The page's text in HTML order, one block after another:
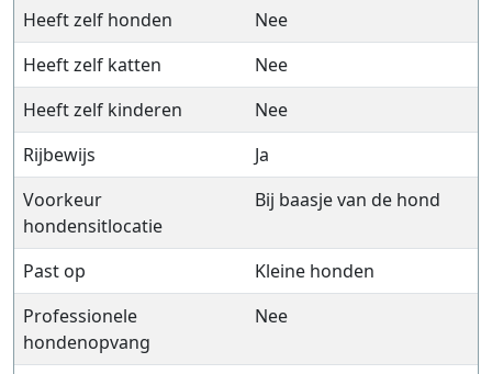
Heeft zelf honden
Nee
Heeft zelf katten
Nee
Heeft zelf kinderen
Nee
Rijbewijs
Ja
Voorkeur
hondensitlocatie
Bij baasje van de hond
Past op
Kleine honden
Professionele
hondenopvang
Nee